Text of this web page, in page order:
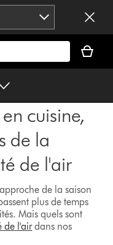
panier
est
cuisine,
de la
de l'air
de la saison
plus de temps
Mais quels sont
de l'airdans nos